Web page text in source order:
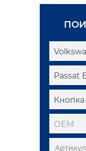
Passat
Кнопка
ОЕМ